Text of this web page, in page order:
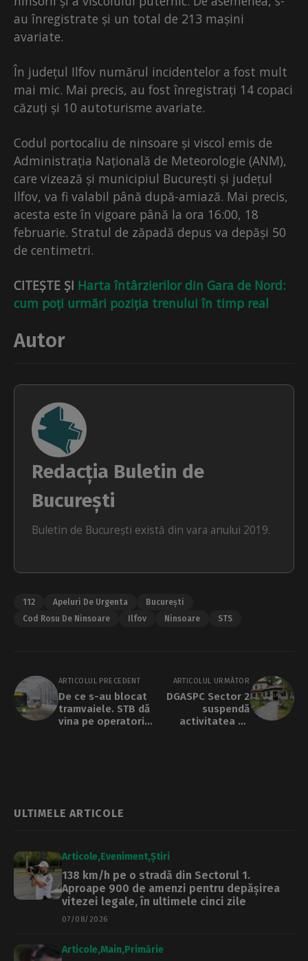
au înregistrate și un total de 213 mașini
avariate.
În județul Ilfov numărul incidentelor a fost mult
mai mic. Mai precis, au fost înregistrați 14 copaci
căzuți și 10 autoturisme avariate.
Codul portocaliu de ninsoare și viscol emis de
Administrația Națională de Meteorologie (ANM),
care vizează și municipiul București și județul
Ilfov, va fi valabil până după-amiază. Mai precis,
acesta este în vigoare până la ora 16:00, 18
februarie. Stratul de zăpadă depus va depăși 50
de centimetri.
CITEȘTE ȘI Harta întârzierilor din Gara de Nord:
cum poți urmări poziția trenului în timp real
Autor
Redacția Buletin de
București
Buletin de București există din vara anului 2019.
112 Apeluri De Urgenta
București
Cod Rosu De Ninsoare
Ilfov Ninsoare STS
ARTICOLUL PRECEDENT
De ce s-au blocat
tramvaiele. STB dă
vina pe operatorii
ARTICOLUL URMĂTOR
DGASPC Sector 2
suspendă
activitatea cu
ULTIMELE ARTICOLE
Articole Eveniment Știri
138 km/h pe o stradă din Sectorul 1.
Aproape 900 de amenzi pentru depășirea
vitezei legale, în ultimele cinci zile
07/08/2026
Articole Main Primărie